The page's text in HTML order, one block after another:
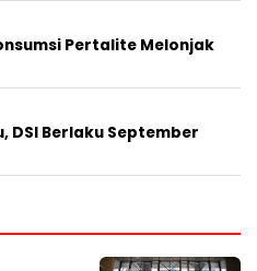
Pertalite Melonjak
DSI Berlaku September